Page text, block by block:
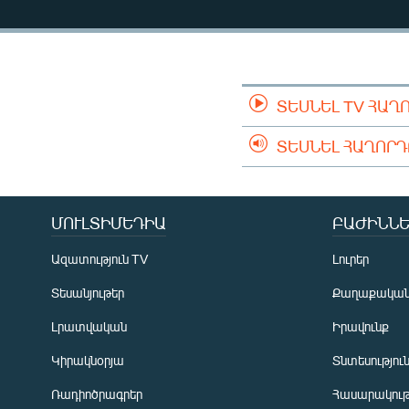
ՄՇԱԿՈՒՅԹ
ԱՐԽԻՎ
ՏԵՍԱՆՅՈՒԹԵՐ
ԲԱՆԱՎԵՃ
ՁԳՏԵԼՈՎ ԼԱՎԱԳՈՒՅՆԻՆ
ՓՈԴՔԱՍԹ
ՏԵՍՆԵԼ TV
ՏԵՍՆԵԼ
ՄՈՒԼՏԻՄԵԴԻԱ
Ազատություն TV
Տեսանյութեր
Լրատվական
Կիրակնօրյա
Ռադիոծրագրեր
Լուրեր
Իրավունք
Տնտեսություն